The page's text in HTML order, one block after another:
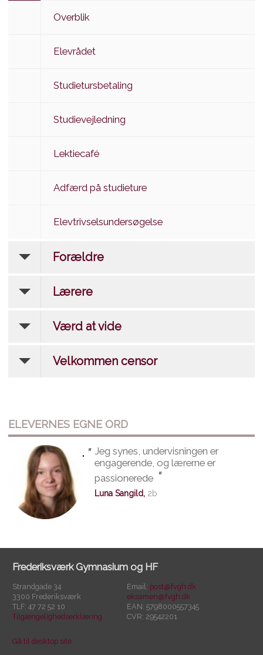
Overblik
Elevrådet
Studietursbetaling
Studievejledning
Lektiecafé
Adfærd på studieture
Elevtrivselsundersøgelse
Forældre
Lærere
Værd at vide
Velkommen censor
ELEVERNES EGNE ORD
" " Jeg synes, undervisningen er
engagerende, og lærerne er
passionerede "
Luna Sangild, 2b
Frederiksværk Gymnasium og HF
Strandgade 34
3300 Frederiksværk
TLF: 47 72 52 10
Tilgængelighedserklæring
Email: post@fvgh.dk
eksamen@fvgh.dk
EAN: 5798000557345
CVR: 29542201
Gå til desktop site